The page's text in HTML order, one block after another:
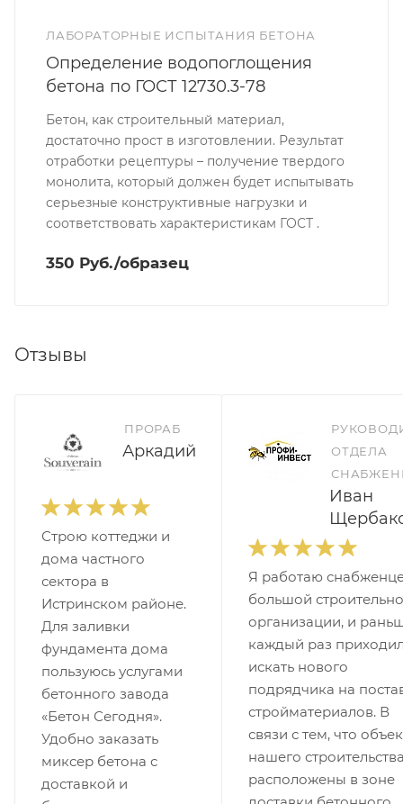
ЛАБОРАТОРНЫЕ ИСПЫТАНИЯ БЕТОНА
Определение водопоглощения
бетона по ГОСТ 12730.3-78
Бетон, как строительный материал,
достаточно прост в изготовлении. Результат
отработки рецептуры – получение твердого
монолита, который должен будет испытывать
серьезные конструктивные нагрузки и
соответствовать характеристикам ГОСТ .
350 Руб./образец
Отзывы
ПРОРАБ
Аркадий
Строю коттеджи и
дома частного
сектора в
Истринском районе.
Для заливки
фундамента дома
пользуюсь услугами
бетонного завода
«Бетон Сегодня».
Удобно заказать
миксер бетона с
доставкой и
ОТДЕЛА
Иван
Я работаю
большой
организации, и
каждый раз
искать нового
подрядчика на
стройматериалов. В
связи с тем, что
нашего
расположены в зоне